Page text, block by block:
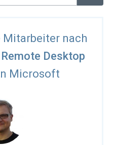
Mitarbeiter nach
Remote Desktop
Microsoft